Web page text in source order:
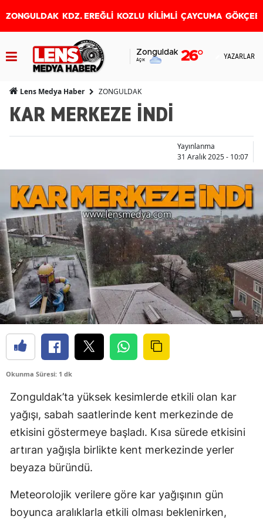
ZONGULDAK KDZ. EREĞLİ KOZLU KİLİMLİ ÇAYCUMA
Zonguldak
Açık 26° YAZARLAR
Lens Medya Haber ZONGULDAK
KAR MERKEZE İNDİ
Yayınlanma
31 Aralık 2025 - 10:07
Okunma Süresi: 1 dk
Zonguldak’ta yüksek kesimlerde etkili olan kar
yağışı, sabah saatlerinde kent merkezinde de
etkisini göstermeye başladı. Kısa sürede etkisini
artıran yağışla birlikte kent merkezinde yerler
beyaza büründü.
Meteorolojik verilere göre kar yağışının gün
boyunca aralıklarla etkili olması beklenirken,